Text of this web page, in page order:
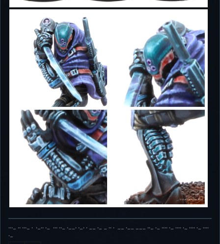
···− ·· ···− · ·−·· ·− ··· ··− ·−−· ·−· · −− ·− − ·· · −− ·−− −−− ··− ·− ···· ·− ···· ·− ···· ·− ····
·−